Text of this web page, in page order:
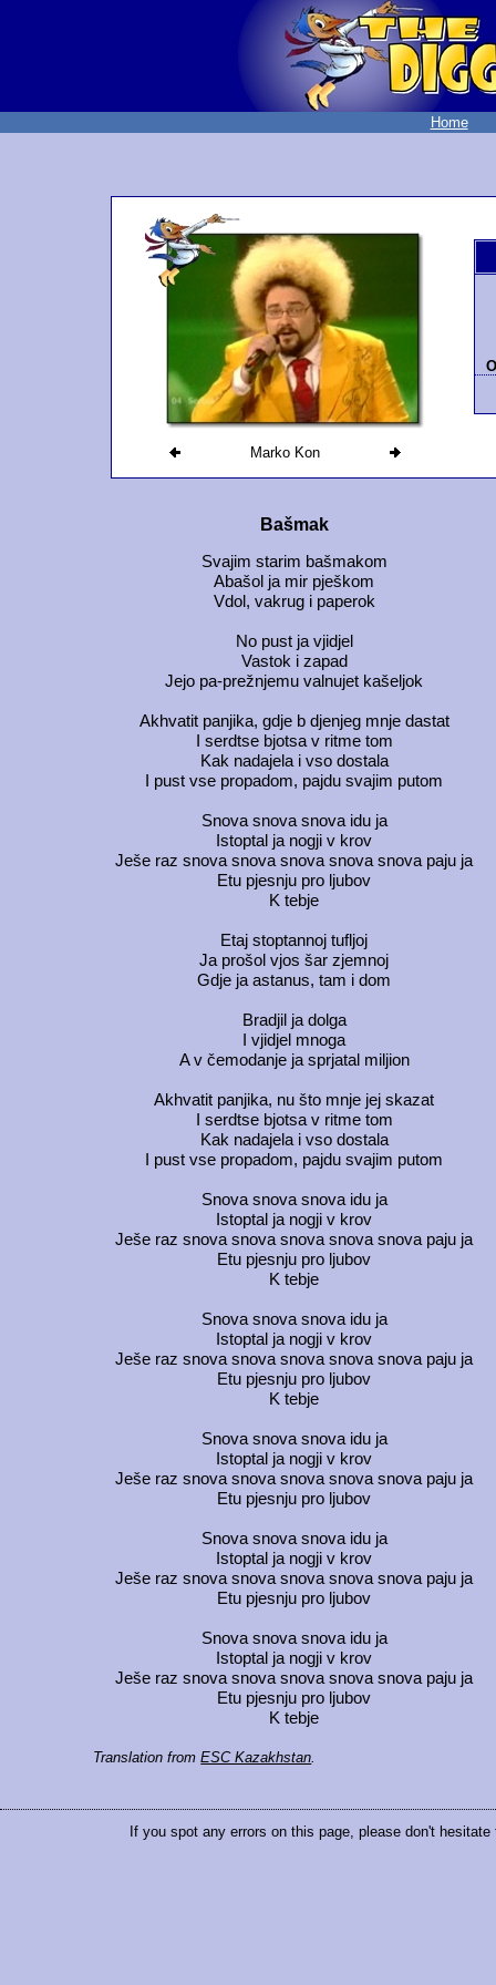
Home
Marko Kon
Bašmak
Svajim starim bašmakom
Abašol ja mir pješkom
Vdol, vakrug i paperok
No pust ja vjidjel
Vastok i zapad
Jejo pa-prežnjemu valnujet kašeljok
Akhvatit panjika, gdje b djenjeg mnje dastat
I serdtse bjotsa v ritme tom
Kak nadajela i vso dostala
I pust vse propadom, pajdu svajim putom
Snova snova snova idu ja
Istoptal ja nogji v krov
Ješe raz snova snova snova snova snova paju ja
Etu pjesnju pro ljubov
K tebje
Etaj stoptannoj tufljoj
Ja prošol vjos šar zjemnoj
Gdje ja astanus, tam i dom
Bradjil ja dolga
I vjidjel mnoga
A v čemodanje ja sprjatal miljion
Akhvatit panjika, nu što mnje jej skazat
I serdtse bjotsa v ritme tom
Kak nadajela i vso dostala
I pust vse propadom, pajdu svajim putom
Snova snova snova idu ja
Istoptal ja nogji v krov
Ješe raz snova snova snova snova snova paju ja
Etu pjesnju pro ljubov
K tebje
Snova snova snova idu ja
Istoptal ja nogji v krov
Ješe raz snova snova snova snova snova paju ja
Etu pjesnju pro ljubov
K tebje
Snova snova snova idu ja
Istoptal ja nogji v krov
Ješe raz snova snova snova snova snova paju ja
Etu pjesnju pro ljubov
Snova snova snova idu ja
Istoptal ja nogji v krov
Ješe raz snova snova snova snova snova paju ja
Etu pjesnju pro ljubov
Snova snova snova idu ja
Istoptal ja nogji v krov
Ješe raz snova snova snova snova snova paju ja
Etu pjesnju pro ljubov
K tebje
Translation fromESC Kazakhstan.
If you spot any errors on this page, please don't